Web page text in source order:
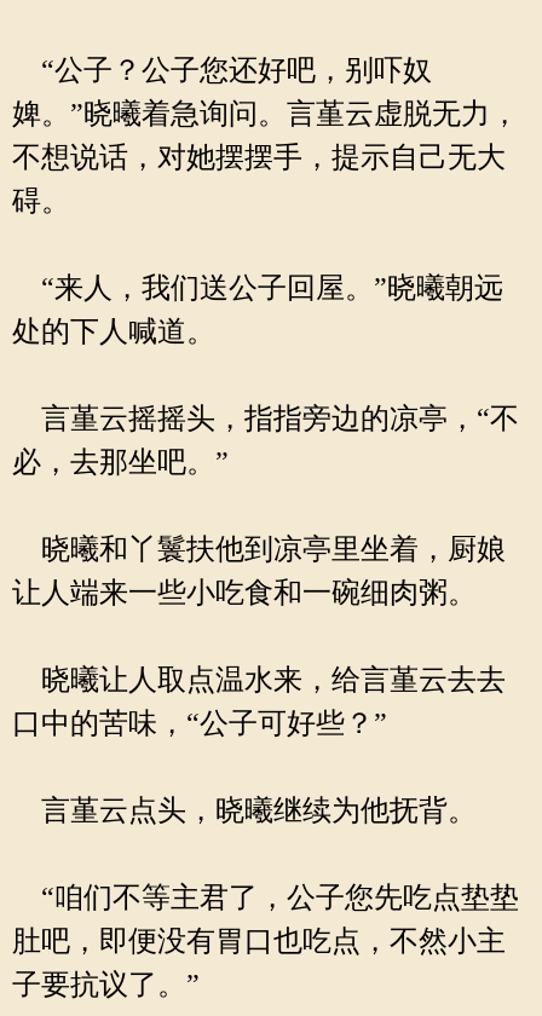
“公子？公子您还好吧，别吓奴
婢。”晓曦着急询问。言堇云虚脱无力，
不想说话，对她摆摆手，提示自己无大
碍。
“来人，我们送公子回屋。”晓曦朝远
处的下人喊道。
言堇云摇摇头，指指旁边的凉亭，“不
必，去那坐吧。”
晓曦和丫鬟扶他到凉亭里坐着，厨娘
让人端来一些小吃食和一碗细肉粥。
晓曦让人取点温水来，给言堇云去去
口中的苦味，“公子可好些？”
言堇云点头，晓曦继续为他抚背。
“咱们不等主君了，公子您先吃点垫垫
肚吧，即便没有胃口也吃点，不然小主
子要抗议了。”